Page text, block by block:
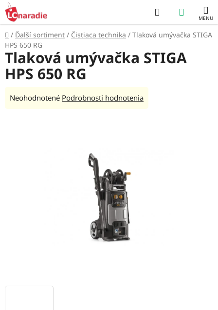
Prejsť
na
obsah
Hľadať
KOŠÍK
Domov
/ Ďalší sortiment / Čistiaca technika / Tlaková umývačka STIGA
HPS 650 RG
Tlaková umývačka STIGA
HPS 650 RG
Priemerné
Neohodnotené Podrobnosti hodnotenia